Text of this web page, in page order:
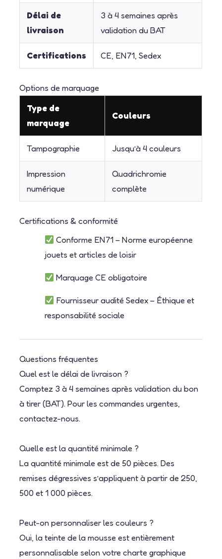
Délai de
livraison
3 à 4 semaines après
validation du BAT
Certifications CE, EN71, Sedex
Options de marquage
Type de
marquage
Couleurs
Tampographie Jusqu’à 4 couleurs
Impression
numérique
Quadrichromie
complète
Certifications & conformité
Conforme EN71 – Norme européenne
jouets et articles de loisir
Marquage CE obligatoire
Fournisseur audité Sedex – Éthique et
responsabilité sociale
Questions fréquentes
Quel est le délai de livraison ?
Comptez 3 à 4 semaines après validation du bon
à tirer (BAT). Pour les commandes urgentes,
contactez-nous.
Quelle est la quantité minimale ?
La quantité minimale est de 50 pièces. Des
remises dégressives s’appliquent à partir de 250,
500 et 1 000 pièces.
Peut-on personnaliser les couleurs ?
Oui, la teinte de la mousse est entièrement
personnalisable selon votre charte graphique